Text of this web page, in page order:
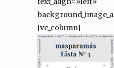
[vc_column]